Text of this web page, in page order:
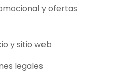
y ofertas
y sitio web
legales